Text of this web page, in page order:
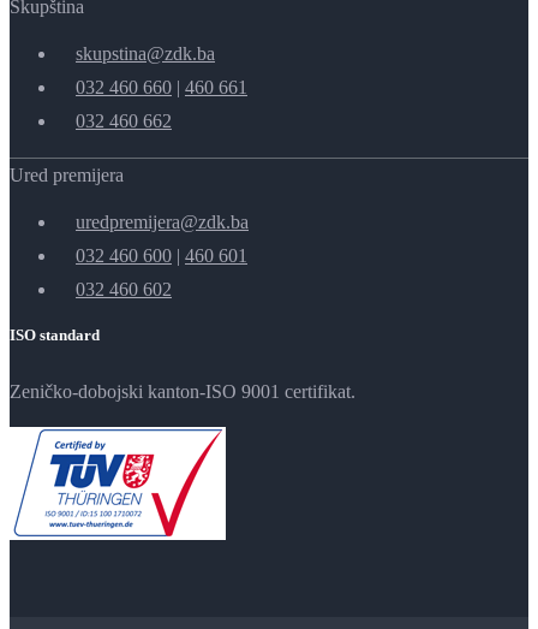
Skupština
skupstina@zdk.ba
032 460 660 | 460 661
032 460 662
Ured premijera
uredpremijera@zdk.ba
032 460 600 | 460 601
032 460 602
ISO standard
Zeničko-dobojski kanton-ISO 9001 certifikat.